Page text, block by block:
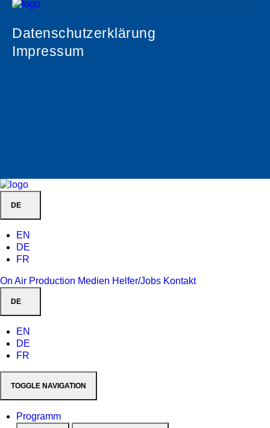
DE
EN
DE
FR
On Air Production Medien Helfer/Jobs Kontakt
DE
EN
DE
FR
TOGGLE NAVIGATION
Programm
Datenschutzerklärung
Impressum